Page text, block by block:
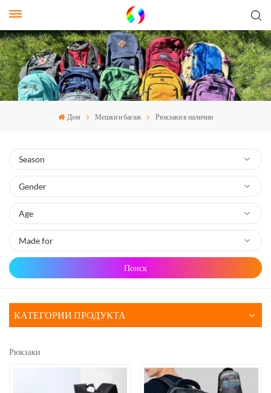
Дом Мешки и багаж Рюкзаки в наличии
Поиск
КАТЕГОРИИ ПРОДУКТА
Рюкзаки